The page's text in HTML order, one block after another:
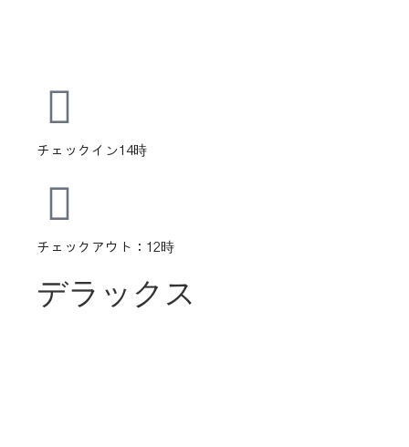
チェックイン14時
チェックアウト：12時
デラックス